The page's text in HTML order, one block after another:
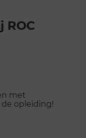
ROC
met
opleiding!